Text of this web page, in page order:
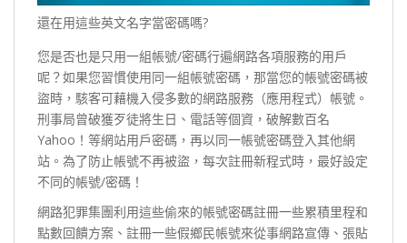
還在用這些英文名字當密碼嗎?
您是否也是只用一組帳號/密碼行遍網路各項服務的用戶
呢？如果您習慣使用同一組帳號密碼，那當您的帳號密碼被
盜時，駭客可藉機入侵多數的網路服務（應用程式）帳號。
刑事局曾破獲歹徒將生日、電話等個資，破解數百名
Yahoo！等網站用戶密碼，再以同一帳號密碼登入其他網
站。為了防止帳號不再被盜，每次註冊新程式時，最好設定
不同的帳號/密碼！
網路犯罪集團利用這些偷來的帳號密碼註冊一些累積里程和
點數回饋方案、註冊一些假鄉民帳號來從事網路宣傳、張貼